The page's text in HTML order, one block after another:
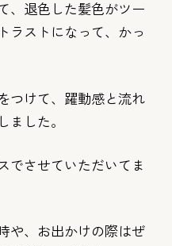
、退色した髪色がツー
ラストになって、かっ
つけて、躍動感と流れ
ました。
でさせていただいてま
や、お出かけの際はぜ